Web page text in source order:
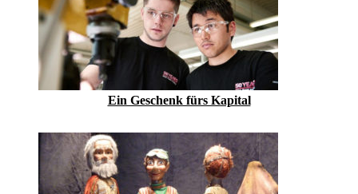
Ein Geschenk fürs Kapital